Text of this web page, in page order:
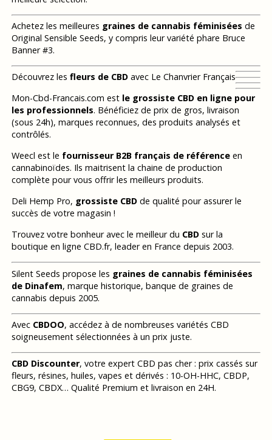
Achetez les meilleures graines de cannabis féminisées de
Original Sensible Seeds, y compris leur variété phare Bruce
Banner #3.
Découvrez les fleurs de CBDavec Le Chanvrier Français
Mon-Cbd-Francais.com est le grossiste CBD en ligne pour
les professionnels. Bénéficiez de prix de gros, livraison
(sous 24h), marques reconnues, des produits analysés et
contrôlés.
Weecl est le fournisseur B2B français de référenceen
cannabinoïdes. Ils maitrisent la chaine de production
complète pour vous offrir les meilleurs produits.
Deli Hemp Pro, grossiste CBDde qualité pour assurer le
succès de votre magasin !
Trouvez votre bonheur avec le meilleur du CBDsur la
boutique en ligne CBD.fr, leader en France depuis 2003.
Silent Seeds propose les graines de cannabis féminisées
de Dinafem, marque historique, banque de graines de
cannabis depuis 2005.
Avec CBDOO, accédez à de nombreuses variétés CBD
soigneusement sélectionnées à un prix juste.
CBD Discounter, votre expert CBD pas cher : prix cassés sur
fleurs, résines, huiles, vapes et dérivés : 10-OH-HHC, CBDP,
CBG9, CBDX… Qualité Premium et livraison en 24H.